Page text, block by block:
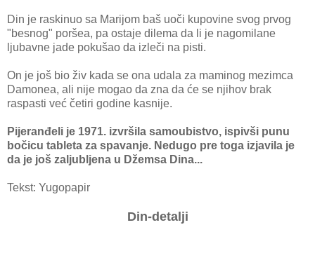
Din je raskinuo sa Marijom baš uoči kupovine svog prvog
"besnog" poršea, pa ostaje dilema da li je nagomilane
ljubavne jade pokušao da izleči na pisti.
On je još bio živ kada se ona udala za maminog mezimca
Damonea, ali nije mogao da zna da će se njihov brak
raspasti već četiri godine kasnije.
Pijeranđeli je 1971. izvršila samoubistvo, ispivši punu
bočicu tableta za spavanje. Nedugo pre toga izjavila je
da je još zaljubljena u Džemsa Dina...
Tekst: Yugopapir
Din-detalji